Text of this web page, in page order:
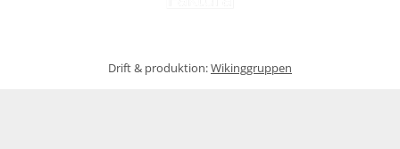
Drift & produktion:Wikinggruppen